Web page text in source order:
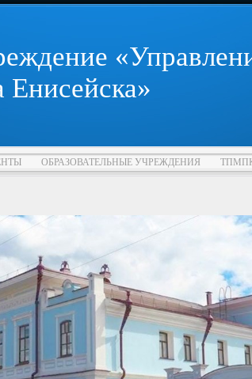
Енисейска»
ОБРАЗОВАТЕЛЬНЫЕ УЧРЕЖДЕНИЯ